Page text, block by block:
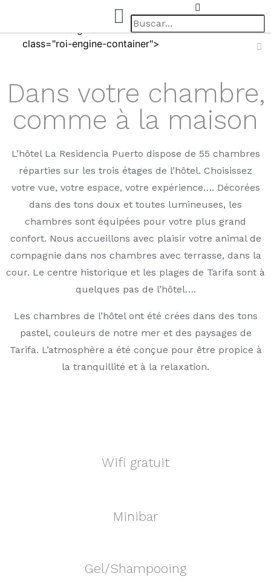
Dans votre chambre,
comme à la maison
L’hôtel La Residencia Puerto dispose de 55 chambres
réparties sur les trois étages de l’hôtel. Choisissez
votre vue, votre espace, votre expérience…. Décorées
dans des tons doux et toutes lumineuses, les
chambres sont équipées pour votre plus grand
confort. Nous accueillons avec plaisir votre animal de
compagnie dans nos chambres avec terrasse, dans la
cour. Le centre historique et les plages de Tarifa sont à
quelques pas de l’hôtel….
Les chambres de l’hôtel ont été crées dans des tons
pastel, couleurs de notre mer et des paysages de
Tarifa. L’atmosphère a été conçue pour être propice à
la tranquillité et à la relaxation.
Wifi gratuit
Minibar
Gel/Shampooing